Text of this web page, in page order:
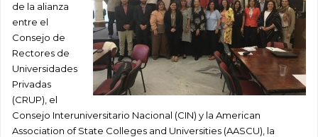
de la alianza
entre el
Consejo de
Rectores de
Universidades
Privadas
(CRUP), el
Consejo Interuniversitario Nacional (CIN) y la American
Association of State Colleges and Universities (AASCU), la